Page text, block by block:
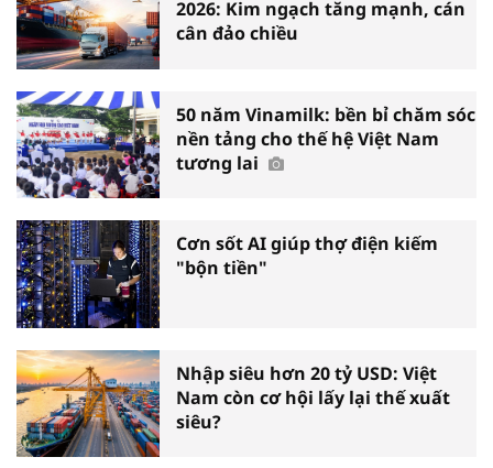
2026: Kim ngạch tăng mạnh, cán
cân đảo chiều
50 năm Vinamilk: bền bỉ chăm sóc
nền tảng cho thế hệ Việt Nam
tương lai
Cơn sốt AI giúp thợ điện kiếm
"bộn tiền"
Nhập siêu hơn 20 tỷ USD: Việt
Nam còn cơ hội lấy lại thế xuất
siêu?